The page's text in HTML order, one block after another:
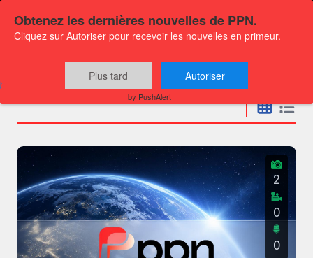
Communiqués
2
0
0
Obtenez les dernières nouvelles de PPN.
Cliquez sur Autoriser pour recevoir les nouvelles en primeur.
Plus tard Autoriser
by PushAlert